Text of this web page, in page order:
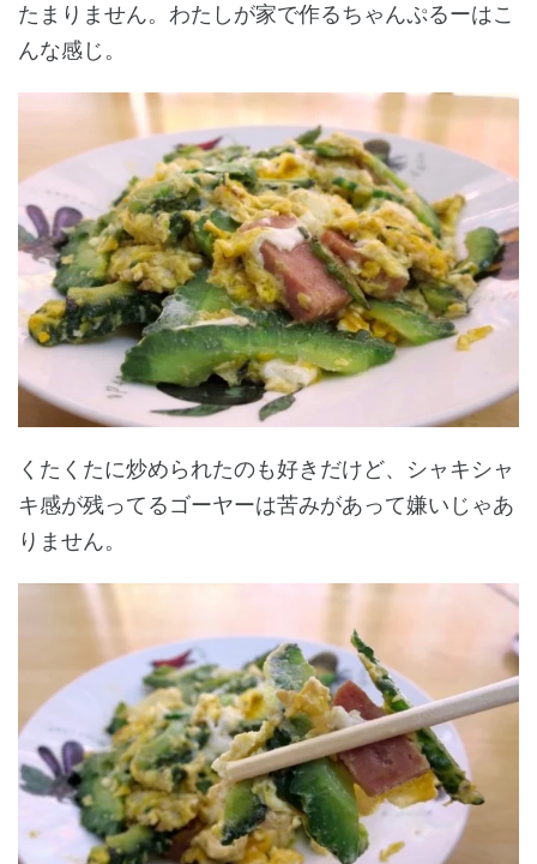
たまりません。わたしが家で作るちゃんぷるーはこ
んな感じ。
くたくたに炒められたのも好きだけど、シャキシャ
キ感が残ってるゴーヤーは苦みがあって嫌いじゃあ
りません。